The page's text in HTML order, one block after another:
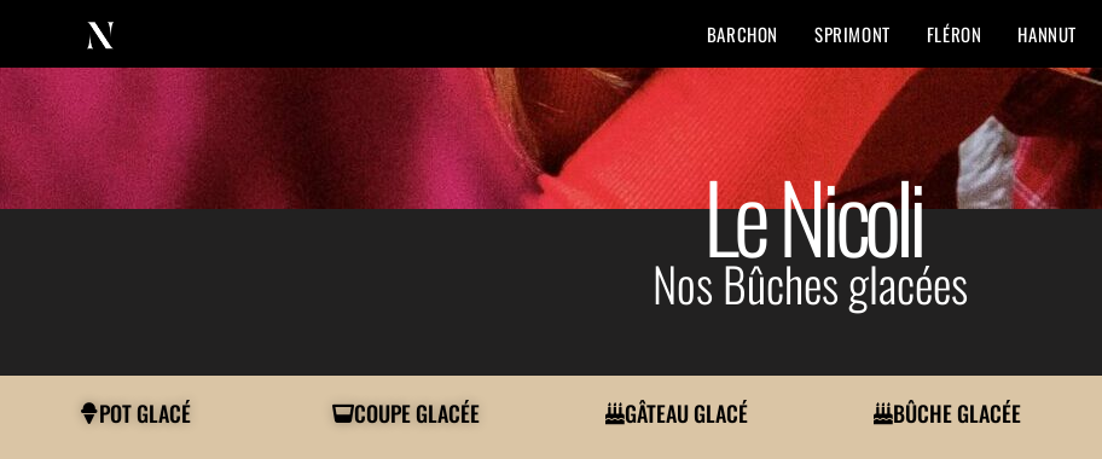
BARCHON SPRIMONT FLÉRON HANNUT
Le Nicoli
Nos Bûches glacées
POT GLACÉ COUPE GLACÉE GÂTEAU GLACÉ BÛCHE GLACÉE